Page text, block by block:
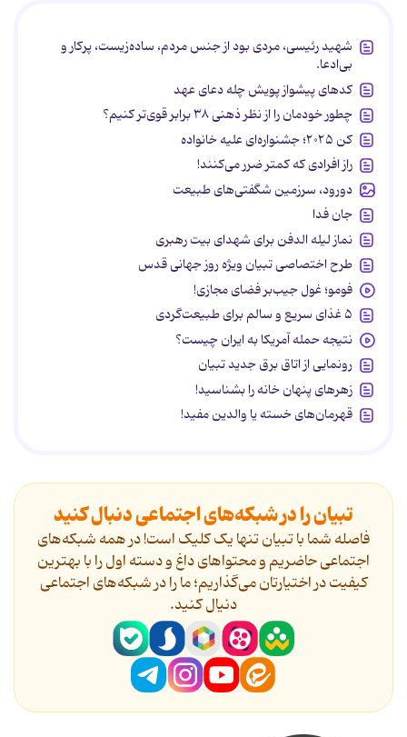
شهید رئیسی، مردی بود از جنس مردم، ساده‌زیست، پرکار و
بی‌ادعا.
کدهای پیشواز پویش چله دعای عهد
چطور خودمان را از نظر ذهنی ۳۸ برابر قوی‌تر کنیم؟
کن ۲۰۲۵؛ جشنواره‌ای علیه خانواده
راز افرادی که کمتر ضرر می‌کنند!
دورود، سرزمین شگفتی‌های طبیعت
جان فدا
نماز لیله الدفن برای شهدای بیت رهبری
طرح اختصاصی تبیان ویژه روز جهانی قدس
فومو؛ غول جیب‌بر فضای مجازی!
۵ غذای سریع و سالم برای طبیعت‌گردی
نتیجه حمله آمریکا به ایران چیست؟
رونمایی از اتاق برق جدید تبیان
زهرهای پنهان خانه را بشناسید!
قهرمان‌های خسته یا والدین مفید!
تبیان را در شبکه‌های اجتماعی دنبال کنید
فاصله شما با تبیان تنها یک کلیک است! در همه شبکه‌های
اجتماعی حاضریم و محتواهای داغ و دسته اول را با بهترین
کیفیت در اختیارتان می‌گذاریم؛ ما را در شبکه‌های اجتماعی
دنیال کنید.